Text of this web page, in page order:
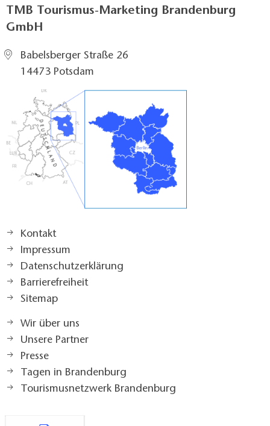
TMB Tourismus-Marketing Brandenburg
GmbH
Babelsberger Straße 26
14473 Potsdam
Kontakt
Impressum
Datenschutzerklärung
Barrierefreiheit
Sitemap
Wir über uns
Unsere Partner
Presse
Tagen in Brandenburg
Tourismusnetzwerk Brandenburg